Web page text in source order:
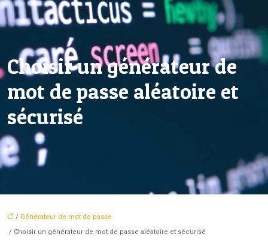
Choisir un générateur de
mot de passe aléatoire et
sécurisé
/ Générateur de mot de passe
/ Choisir un générateur de mot de passe aléatoire et sécurisé